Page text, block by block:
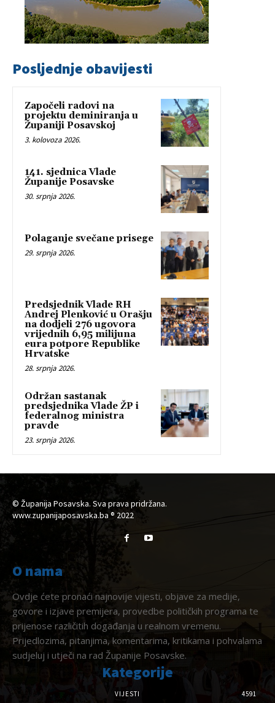
Posljednje obavijesti
Započeli radovi na
projektu deminiranja u
Županiji Posavskoj
3. kolovoza 2026.
141. sjednica Vlade
Županije Posavske
30. srpnja 2026.
Polaganje svečane prisege
29. srpnja 2026.
Predsjednik Vlade RH
Andrej Plenković u Orašju
na dodjeli 276 ugovora
vrijednih 6,95 milijuna
eura potpore Republike
Hrvatske
28. srpnja 2026.
Održan sastanak
predsjednika Vlade ŽP i
federalnog ministra
pravde
23. srpnja 2026.
© Županija Posavska. Sva prava pridržana.
www.zupanijaposavska.ba ® 2022
O nama
Ovdje ćete pronaći najnovije vijesti, objave za medije,
govore i izjave premijera, provedbe političkih programa te
prijenose različitih događanja u realnom vremenu.
Prijedlozima, pitanjima, komentarima, kritikama i pohvalama
sudjeluj i utječi na rad Županije Posavske.
Kategorije
VIJESTI 4591